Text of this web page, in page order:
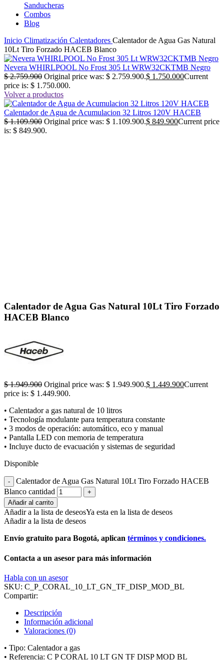
Sanducheras
Combos
Blog
Inicio Climatización Calentadores Calentador de Agua Gas Natural
10Lt Tiro Forzado HACEB Blanco
Nevera WHIRLPOOL No Frost 305 Lt WRW32CKTMB Negro
$2.759.900 Original price was: $ 2.759.900.$ 1.750.000Current
price is: $ 1.750.000.
Volver a productos
Calentador de Agua de Acumulacion 32 Litros 120V HACEB
$1.109.900 Original price was: $ 1.109.900.$ 849.900Current price
is: $ 849.900.
Calentador de Agua Gas Natural 10Lt Tiro Forzado
HACEB Blanco
$1.949.900 Original price was: $ 1.949.900.$ 1.449.900Current
price is: $ 1.449.900.
• Calentador a gas natural de 10 litros
• Tecnología modulante para temperatura constante
• 3 modos de operación: automático, eco y manual
• Pantalla LED con memoria de temperatura
• Incluye ducto de evacuación y sistemas de seguridad
Disponible
Calentador de Agua Gas Natural 10Lt Tiro Forzado HACEB
Blanco cantidad
Añadir al carrito
Añadir a la lista de deseosYa esta en la lista de deseos
Añadir a la lista de deseos
Envío gratuito para Bogotá, aplican términos y condiciones.
Contacta a un asesor para más información
Habla con un asesor
SKU: C_P_CORAL_10_LT_GN_TF_DISP_MOD_BL
Compartir:
Descripción
Información adicional
Valoraciones (0)
• Tipo: Calentador a gas
• Referencia: C P CORAL 10 LT GN TF DISP MOD BL